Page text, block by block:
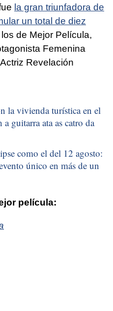
la gran triunfadora de
un total de diez
de Mejor Película,
Femenina
Revelación
la vivienda turística en el
a guitarra ata as catro da
como el del 12 agosto:
único en más de un
película: